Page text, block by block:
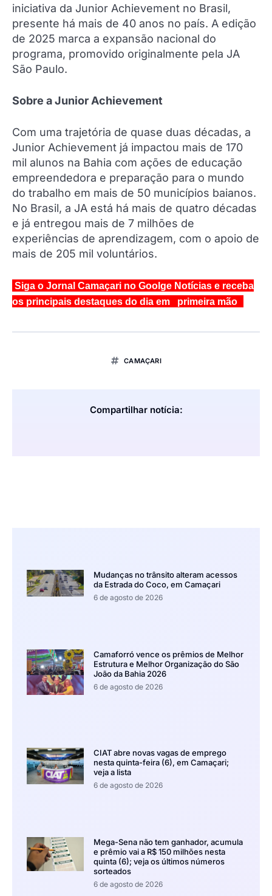
iniciativa da Junior Achievement no Brasil,
presente há mais de 40 anos no país. A edição
de 2025 marca a expansão nacional do
programa, promovido originalmente pela JA
São Paulo.
Sobre a Junior Achievement
Com uma trajetória de quase duas décadas, a
Junior Achievement já impactou mais de 170
mil alunos na Bahia com ações de educação
empreendedora e preparação para o mundo
do trabalho em mais de 50 municípios baianos.
No Brasil, a JA está há mais de quatro décadas
e já entregou mais de 7 milhões de
experiências de aprendizagem, com o apoio de
mais de 205 mil voluntários.
Siga o Jornal Camaçari no Goolge Notícias e receba
os principais destaques do dia em primeira mão
CAMAÇARI
Compartilhar notícia:
Mudanças no trânsito alteram acessos
da Estrada do Coco, em Camaçari
6 de agosto de 2026
Camaforró vence os prêmios de Melhor
Estrutura e Melhor Organização do São
João da Bahia 2026
6 de agosto de 2026
CIAT abre novas vagas de emprego
nesta quinta-feira (6), em Camaçari;
veja a lista
6 de agosto de 2026
Mega-Sena não tem ganhador, acumula
e prêmio vai a R$ 150 milhões nesta
quinta (6); veja os últimos números
sorteados
6 de agosto de 2026